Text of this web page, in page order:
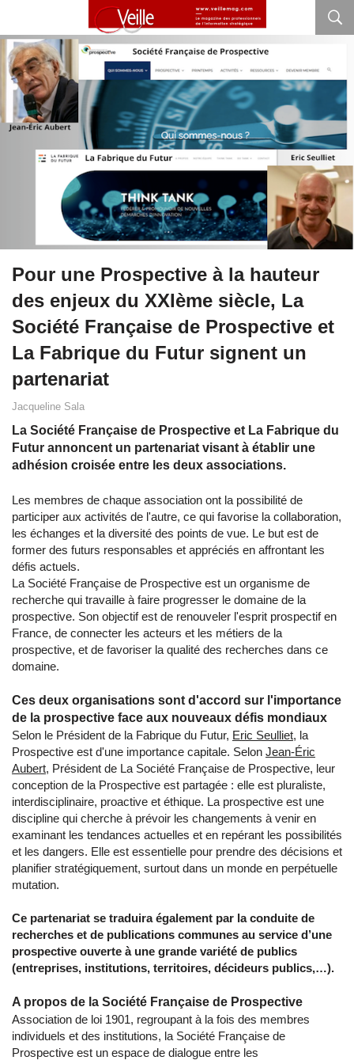
Pour une Prospective à la hauteur
des enjeux du XXIème siècle, La
Société Française de Prospective et
La Fabrique du Futur signent un
partenariat
Jacqueline Sala
La Société Française de Prospective et La Fabrique du
Futur annoncent un partenariat visant à établir une
adhésion croisée entre les deux associations.
Les membres de chaque association ont la possibilité de
participer aux activités de l'autre, ce qui favorise la collaboration,
les échanges et la diversité des points de vue. Le but est de
former des futurs responsables et appréciés en affrontant les
défis actuels.
La Société Française de Prospective est un organisme de
recherche qui travaille à faire progresser le domaine de la
prospective. Son objectif est de renouveler l'esprit prospectif en
France, de connecter les acteurs et les métiers de la
prospective, et de favoriser la qualité des recherches dans ce
domaine.
Ces deux organisations sont d'accord sur l'importance
de la prospective face aux nouveaux défis mondiaux
Selon le Président de la Fabrique du Futur, Eric Seulliet, la
Prospective est d'une importance capitale. Selon Jean-Éric
Aubert, Président de La Société Française de Prospective, leur
conception de la Prospective est partagée : elle est pluraliste,
interdisciplinaire, proactive et éthique. La prospective est une
discipline qui cherche à prévoir les changements à venir en
examinant les tendances actuelles et en repérant les possibilités
et les dangers. Elle est essentielle pour prendre des décisions et
planifier stratégiquement, surtout dans un monde en perpétuelle
mutation.
Ce partenariat se traduira également par la conduite de
recherches et de publications communes au service d’une
prospective ouverte à une grande variété de publics
(entreprises, institutions, territoires, décideurs publics,…).
A propos de la Société Française de Prospective
Association de loi 1901, regroupant à la fois des membres
individuels et des institutions, la Société Française de
Prospective est un espace de dialogue entre les